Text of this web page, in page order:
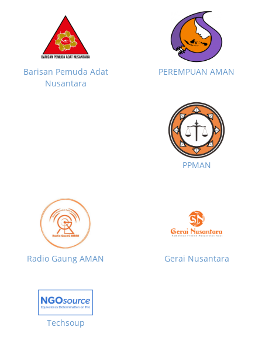
Barisan Pemuda Adat
Nusantara
PEREMPUAN AMAN
PPMAN
Radio Gaung AMAN Gerai Nusantara
Techsoup